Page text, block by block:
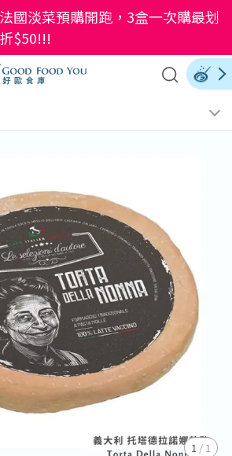
國淡菜預購開跑，3盒一次購最划
$50!!!
1 / 1